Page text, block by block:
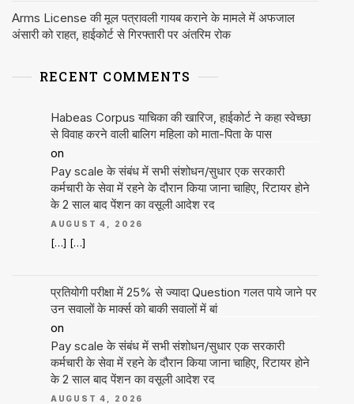
Arms License की मूल पत्रावली गायब कराने के मामले में अफजाल
अंसारी को राहत, हाईकोर्ट से गिरफ्तारी पर अंतरिम रोक
RECENT COMMENTS
Habeas Corpus याचिका की खारिज, हाईकोर्ट ने कहा स्वेच्छा
से विवाह करने वाली बालिग महिला को माता-पिता के पास
on
Pay scale के संबंध में सभी संशोधन/सुधार एक सरकारी
कर्मचारी के सेवा में रहने के दौरान किया जाना चाहिए, रिटायर होने
के 2 साल बाद पेंशन का वसूली आदेश रद
AUGUST 4, 2026
[…] […]
प्रतियोगी परीक्षा में 25% से ज्यादा Question गलत पाये जाने पर
उन सवालों के मार्क्स को बाकी सवालों में बां
on
Pay scale के संबंध में सभी संशोधन/सुधार एक सरकारी
कर्मचारी के सेवा में रहने के दौरान किया जाना चाहिए, रिटायर होने
के 2 साल बाद पेंशन का वसूली आदेश रद
AUGUST 4, 2026